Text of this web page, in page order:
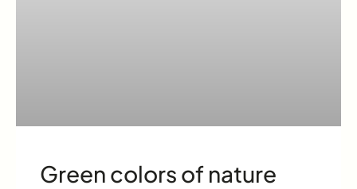
Green colors of nature